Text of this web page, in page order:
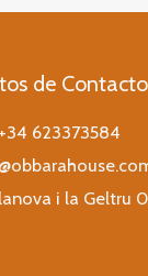
de Contacto
+34 623373584
i la Geltru